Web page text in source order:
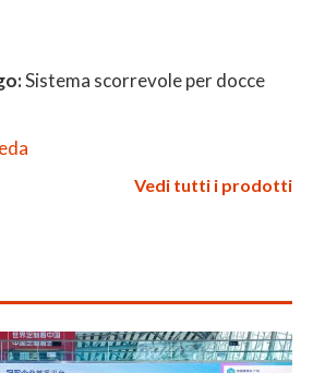
Sistema scorrevole per docce
Vedi tutti i prodotti